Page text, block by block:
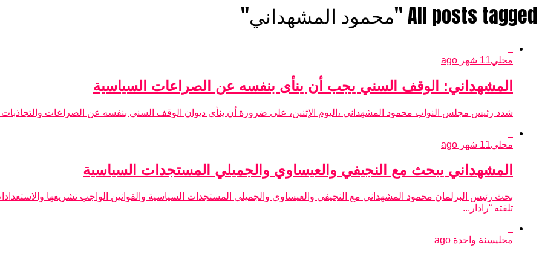
All posts tagged "محمود المشهداني"
محلي11 شهر ago
المشهداني: الوقف السني يجب أن ينأى بنفسه عن الصراعات السياسية
شدد رئيس مجلس النواب محمود المشهداني ،اليوم الإثنين، على ضرورة أن ينأى ديوان الوقف السني بنفسه عن الصراعات
محلي11 شهر ago
المشهداني يبحث مع النجيفي والعيساوي والجميلي المستجدات السياسية
بحث رئيس البرلمان محمود المشهداني مع النجيفي والعيساوي والجميلي المستجدات السياسية والقوانين الواجب تشريعها
تلقته “رادار...
محليسنة واحدة ago